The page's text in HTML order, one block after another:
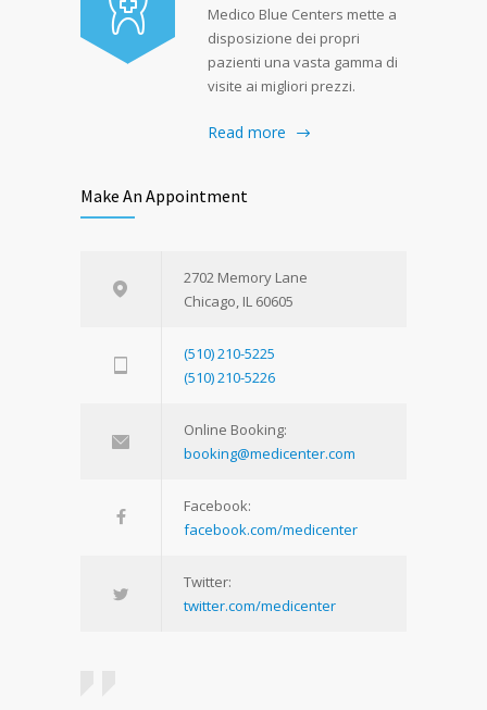
Medico Blue Centers mette a
disposizione dei propri
pazienti una vasta gamma di
visite ai migliori prezzi.
Read more
Make An Appointment
2702 Memory Lane
Chicago, IL 60605
(510) 210-5225
(510) 210-5226
Online Booking:
booking@medicenter.com
Facebook:
facebook.com/medicenter
Twitter:
twitter.com/medicenter